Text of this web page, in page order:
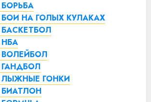
НА ГОЛЫХ КУЛАКАХ
ГОНКИ